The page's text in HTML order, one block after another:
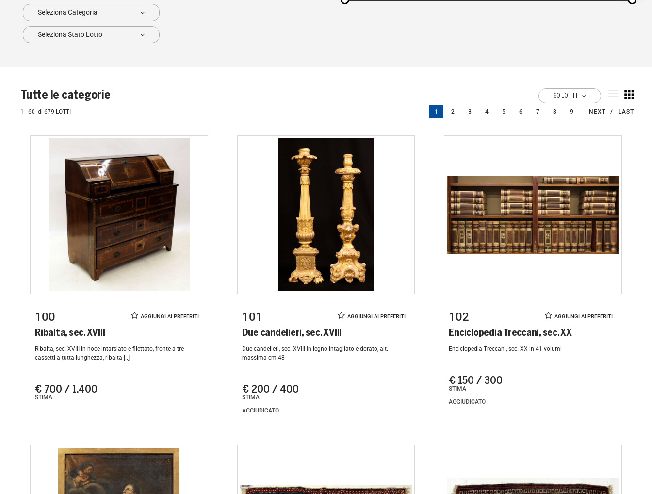
Seleziona Categoria
Seleziona Stato Lotto
Tutte le categorie 60 LOTTI
1 - 60 di 679 LOTTI 1 2 3 4 5 6 7 8 9 NEXT LAST
100
Ribalta, sec. XVIII
Ribalta, sec. XVIII in noce intarsiato e filettato, fronte a tre
cassetti a tutta lunghezza, ribalta [..]
€ 700 / 1.400
STIMA
101
Due candelieri, sec. XVIII
Due candelieri, sec. XVIII In legno intagliato e dorato, alt.
massima cm 48
€ 200 / 400
STIMA
AGGIUDICATO
102
Enciclopedia Treccani, sec. XX
Enciclopedia Treccani, sec. XX in 41 volumi
€ 150 / 300
STIMA
AGGIUDICATO